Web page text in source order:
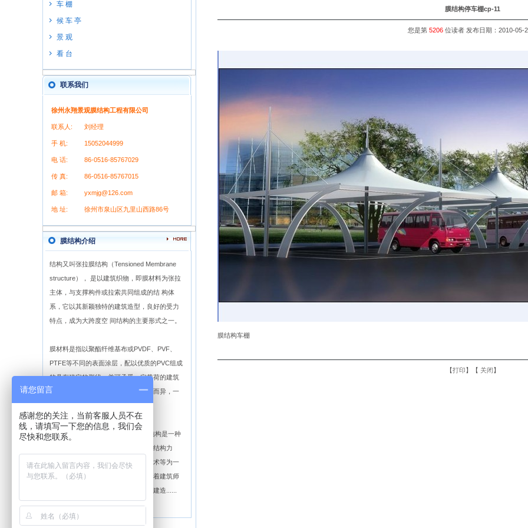
车 棚
候 车 亭
景 观
看 台
联系我们
徐州永翔景观膜结构工程有限公司
联系人: 刘经理
手 机: 15052044999
电 话: 86-0516-85767029
传 真: 86-0516-85767015
邮 箱: yxmjg@126.com
地 址: 徐州市泉山区九里山西路86号
膜结构介绍
结构又叫张拉膜结构（Tensioned Membrane
structure）， 是以建筑织物，即膜材料为张拉
主体，与支撑构件或拉索共同组成的结 构体
系，它以其新颖独特的建筑造型，良好的受力
特点，成为大跨度空 间结构的主要形式之一。
膜材料是指以聚酯纤维基布或PVDF、PVF、
PTFE等不同的表面涂层，配以优质的PVC组成
的具有稳定的形状，并可承受一定载荷的建筑
纺织品。它的寿命因不同的表面涂层而异，一
般可达成12—50年。
膜结构建筑的特点及应用领域： 膜结构是一种
全新的建筑结构形式，它集建筑学、结构力
学、精细化工与材料科学、计算机技术等为一
体，具有很高技术含量。其曲面可随着建筑师
的设计需要任意变化，结合整体环境建造......
【详细介绍】
膜结构停车棚cp-11
您是第 5206 位读者 发布日期： 2010-05-
膜结构车棚
【打印】【 关闭】
请您留言
感谢您的关注，当前客服人员不在
线，请填写一下您的信息，我们会
尽快和您联系。